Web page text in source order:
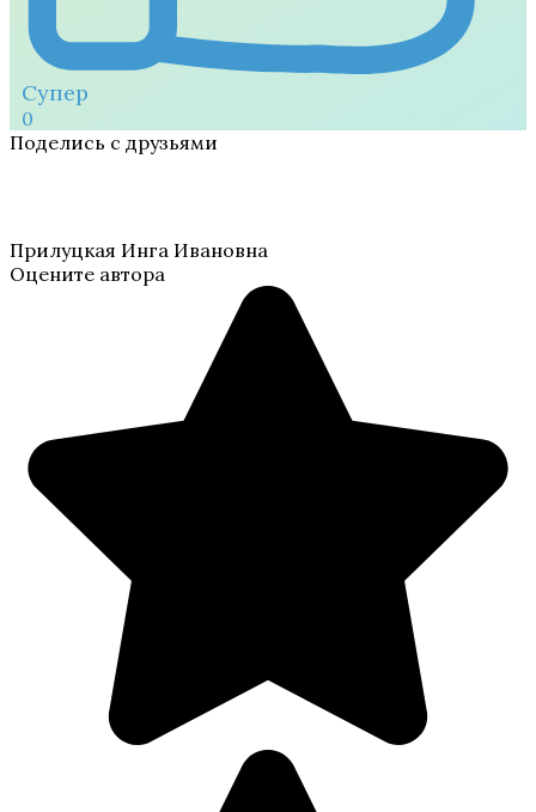
Супер
0
Поделись с друзьями
Прилуцкая Инга Ивановна
Оцените автора